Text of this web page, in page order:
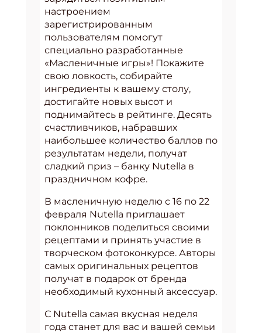
настроением
зарегистрированным
пользователям помогут
специально разработанные
«Масленичные игры»! Покажите
свою ловкость, собирайте
ингредиенты к вашему столу,
достигайте новых высот и
поднимайтесь в рейтинге. Десять
счастливчиков, набравших
наибольшее количество баллов по
результатам недели, получат
сладкий приз – банку Nutella в
праздничном кофре.
В масленичную неделю с 16 по 22
февраля Nutellа приглашает
поклонников поделиться своими
рецептами и принять участие в
творческом фотоконкурсе. Авторы
самых оригинальных рецептов
получат в подарок от бренда
необходимый кухонный аксессуар.
С Nutella самая вкусная неделя
года станет для вас и вашей семьи